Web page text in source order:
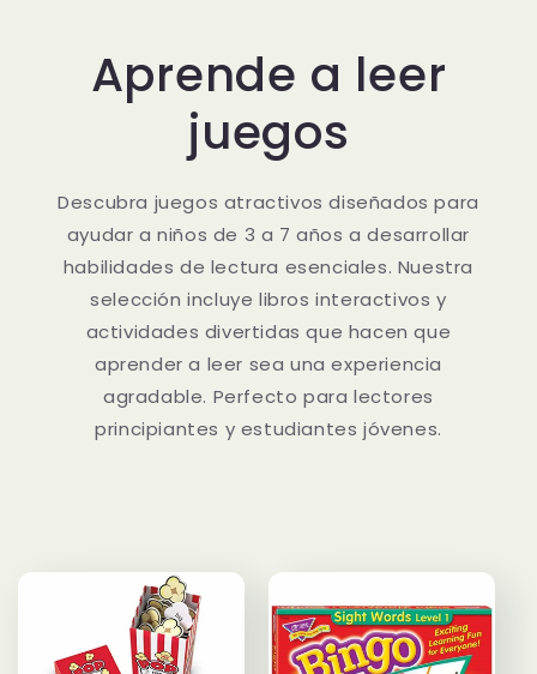
Aprende a leer
juegos
Descubra juegos atractivos diseñados para
ayudar a niños de 3 a 7 años a desarrollar
habilidades de lectura esenciales. Nuestra
selección incluye libros interactivos y
actividades divertidas que hacen que
aprender a leer sea una experiencia
agradable. Perfecto para lectores
principiantes y estudiantes jóvenes.